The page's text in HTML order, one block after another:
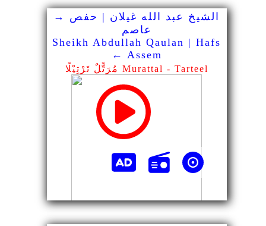
الشيخ عبد الله غيلان | حفص →
عاصم
Sheikh Abdullah Qaulan | Hafs
← Assem
مُرَتًّلٌ تَرْتِيْلًا Murattal - Tarteel